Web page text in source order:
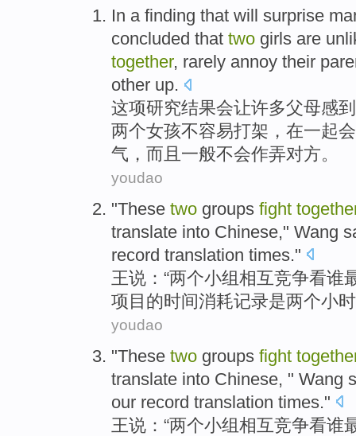
In a finding that will surprise
concluded that two girls are
together, rarely annoy their
other up.
这项研究结果会让许多父母感到
两个女孩不容易打架 ， 在一起会
气， 而且 一般不会作弄对方。
youdao
"These two groups fight
translate into Chinese," Wang
record translation times."
王说 ：“两个小组相互竞争看谁
项目 的时间消耗记录是两个小时
youdao
"These two groups fight
translate into Chinese, " Wang
our record translation times."
王说 ：“两个小组相互竞争看谁